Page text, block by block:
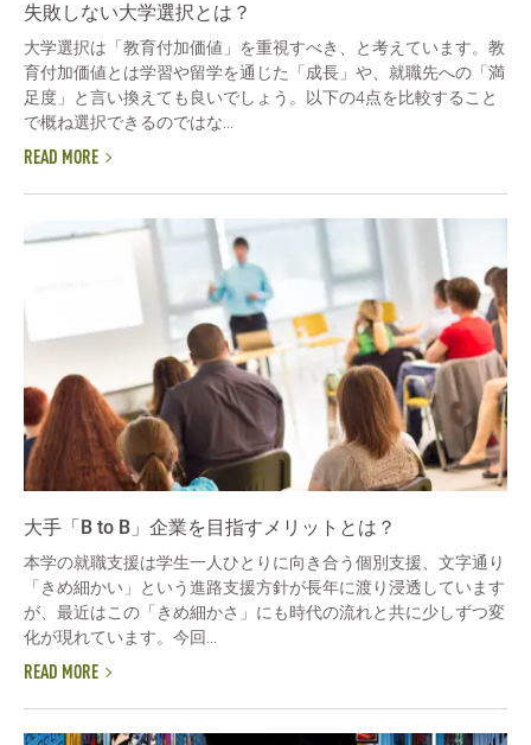
失敗しない大学選択とは？
大学選択は「教育付加価値」を重視すべき、と考えています。教
育付加価値とは学習や留学を通じた「成長」や、就職先への「満
足度」と言い換えても良いでしょう。以下の4点を比較すること
で概ね選択できるのではな...
READ MORE
大手「B to B」企業を目指すメリットとは？
本学の就職支援は学生一人ひとりに向き合う個別支援、文字通り
「きめ細かい」という進路支援方針が長年に渡り浸透しています
が、最近はこの「きめ細かさ」にも時代の流れと共に少しずつ変
化が現れています。今回...
READ MORE